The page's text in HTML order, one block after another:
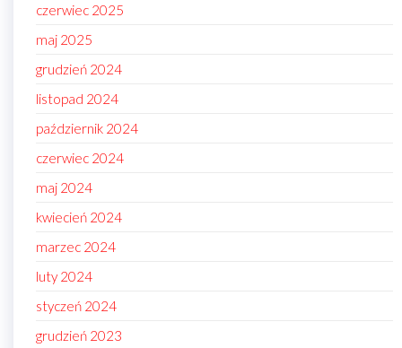
czerwiec 2025
maj 2025
grudzień 2024
listopad 2024
październik 2024
czerwiec 2024
maj 2024
kwiecień 2024
marzec 2024
luty 2024
styczeń 2024
grudzień 2023